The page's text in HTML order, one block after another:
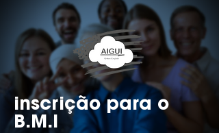
inscrição para o
B.M.I